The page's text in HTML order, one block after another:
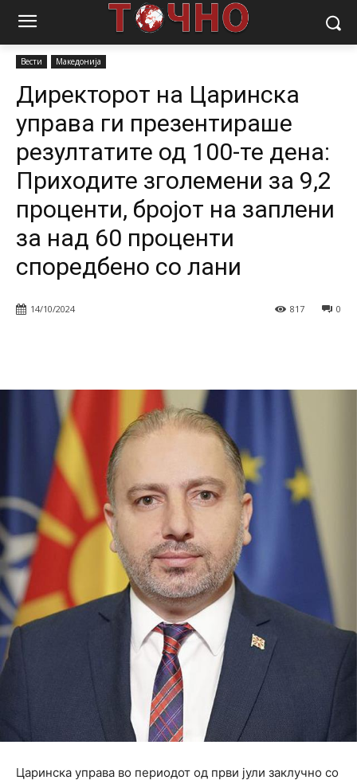
Почетна
Директорот на Царинска управа ги
Вести Македонија
Директорот на Царинска
управа ги презентираше
резултатите од 100-те дена:
Приходите зголемени за 9,2
проценти, бројот на заплени
за над 60 проценти
споредбено со лани
14/10/2024 0
817
Царинска управа во периодот од први јули заклучно со